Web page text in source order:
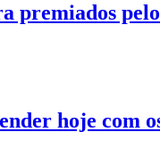
premiados
hoje com